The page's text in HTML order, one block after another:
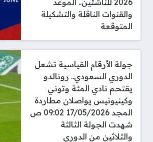
والقنوات الناقلة والتشكيلة
المتوقعة
جولة الأرقام القياسية تشعل
الدوري السعودي.. رونالدو
يقتحم نادي المئة وتوني
وكينيونيس يواصلان مطاردة
المجد 17/05/2026 09:02 ص
شهدت الجولة الثالثة
والثلاثين من الدوري